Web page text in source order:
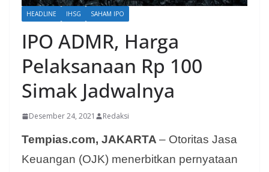
HEADLINE IHSG SAHAM IPO
IPO ADMR, Harga
Pelaksanaan Rp 100
Simak Jadwalnya
Desember 24, 2021 Redaksi
Tempias.com, JAKARTA – Otoritas Jasa
Keuangan (OJK) menerbitkan pernyataan